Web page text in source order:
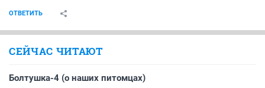
ОТВЕТИТЬ
СЕЙЧАС ЧИТАЮТ
Болтушка-4 (о наших питомцах)